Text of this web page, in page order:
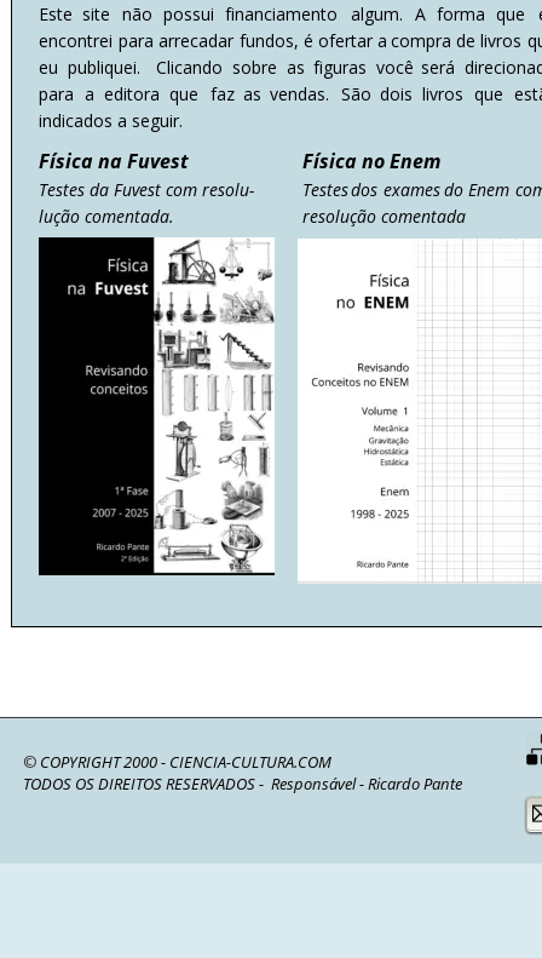
© COPYRIGHT 2000 - CIENCIA-CULTURA.COM
TODOS OS DIREITOS RESERVADOS -  Responsável - Ricardo Pante
Este site não possui financiamento algum. A forma que
encontrei para arrecadar fundos, é ofertar a compra de livros
eu publiquei. Clicando sobre as figuras você será
para a editora que faz as vendas. São dois livros que
indicados a seguir.
Física no Enem
Testesdos examesdo Enem
resolução comentada
Física na Fuvest
Testes da Fuvest com resolu-
lução comentada.